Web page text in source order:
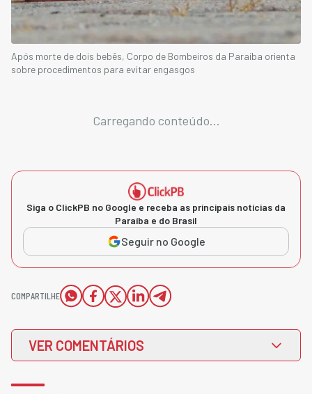
Após morte de dois bebês, Corpo de Bombeiros da Paraíba orienta
sobre procedimentos para evitar engasgos
Carregando conteúdo...
Siga o ClickPB no Google e receba as principais notícias da
Paraíba e do Brasil
Seguir no Google
COMPARTILHE
VER COMENTÁRIOS